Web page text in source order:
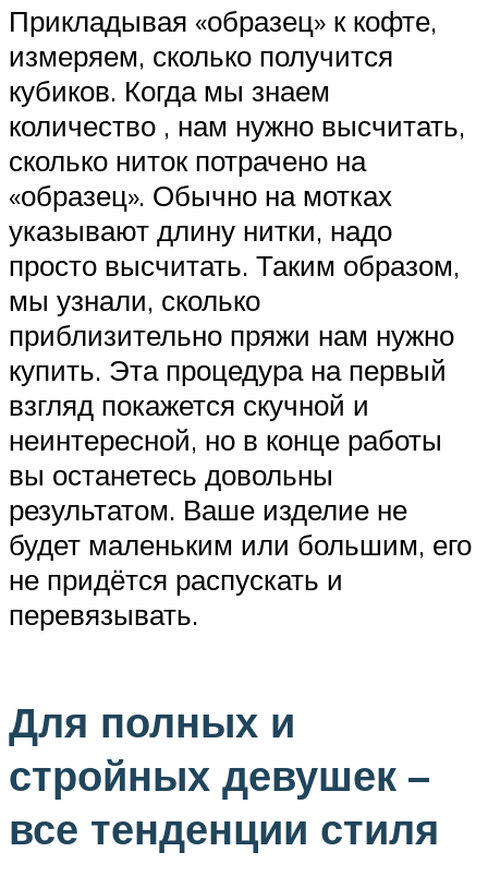
Прикладывая «образец» к кофте,
измеряем, сколько получится
кубиков. Когда мы знаем
количество , нам нужно высчитать,
сколько ниток потрачено на
«образец». Обычно на мотках
указывают длину нитки, надо
просто высчитать. Таким образом,
мы узнали, сколько
приблизительно пряжи нам нужно
купить. Эта процедура на первый
взгляд покажется скучной и
неинтересной, но в конце работы
вы останетесь довольны
результатом. Ваше изделие не
будет маленьким или большим, его
не придётся распускать и
перевязывать.
Для полных и
стройных девушек –
все тенденции стиля